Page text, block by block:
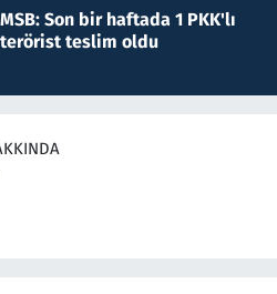
MSB: Son bir haftada 1 PKK'lı
terörist teslim oldu